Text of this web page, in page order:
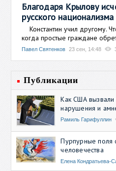
Благодаря Крылову
русского национализма
Константин учил другому.
когда простые граждане
Павел Святенков 23 сен, 14:48
Публикации
Как США вызвали
нарушения и
Рамиль Гарифуллин
Пурпурные поля
человечества
Елена Кондратьева-